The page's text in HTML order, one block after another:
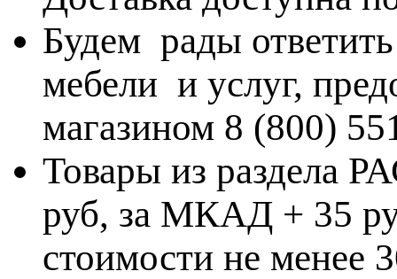
Будем рады
мебели и услуг,
магазином 8 (800)
Товары из раздела
руб, за МКАД + 35
стоимости не менее